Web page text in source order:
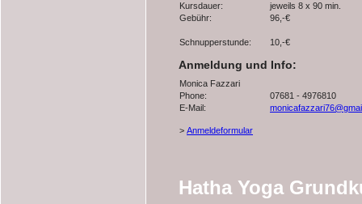
Kursdauer:
jeweils 8 x 90 min.
Gebühr:
96,-€
Schnupperstunde: 10,-€
Anmeldung und Info:
Monica Fazzari
Phone:
07681 - 4976810
E-Mail:
> Anmeldeformular
Hatha Yoga